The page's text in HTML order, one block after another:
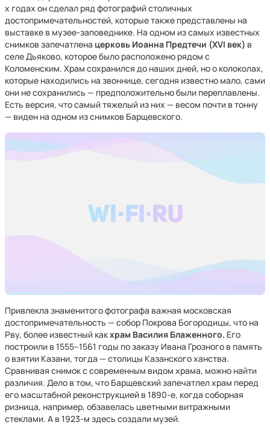
х годах он сделал ряд фотографий столичных
достопримечательностей, которые также представлены на
выставке в музее-заповеднике. На одном из самых известных
снимков запечатлена церковь Иоанна Предтечи (XVI век) в
селе Дьяково, которое было расположено рядом с
Коломенским. Храм сохранился до наших дней, но о колоколах,
которые находились на звоннице, сегодня известно мало, сами
они не сохранились — предположительно были переплавлены.
Есть версия, что самый тяжелый из них — весом почти в тонну
— виден на одном из снимков Барщевского.
Привлекла знаменитого фотографа важная московская
достопримечательность — собор Покрова Богородицы, что на
Рву, более известный какхрам Василия Блаженного. Его
построили в 1555–1561 годы по заказу Ивана Грозного в память
о взятии Казани, тогда — столицы Казанского ханства.
Сравнивая снимок с современным видом храма, можно найти
различия. Дело в том, что Барщевский запечатлел храм перед
его масштабной реконструкцией в 1890-е, когда соборная
ризница, например, обзавелась цветными витражными
стеклами. А в 1923-м здесь создали музей.